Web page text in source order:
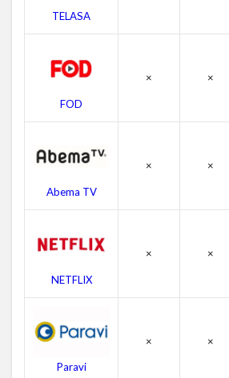
ー5
の
ら
4
／
最
TELASA
FOD
× ×
Abema TV
× ×
NETFLIX
× ×
Paravi
× ×